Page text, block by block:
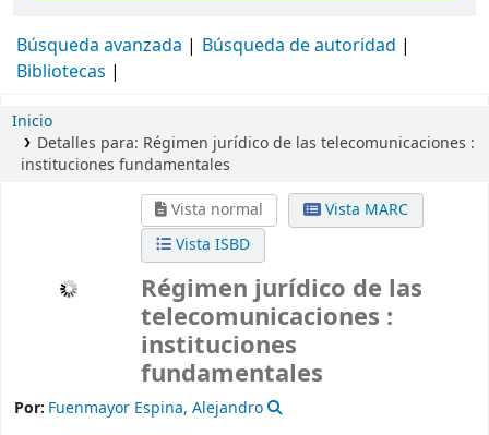
Búsqueda avanzada
Búsqueda de autoridad
Bibliotecas
Inicio
Detalles para: Régimen jurídico de las telecomunicaciones :
instituciones fundamentales
Vista normal
Vista MARC
Vista ISBD
Régimen jurídico de las
telecomunicaciones :
instituciones
fundamentales
Por: Fuenmayor Espina, Alejandro